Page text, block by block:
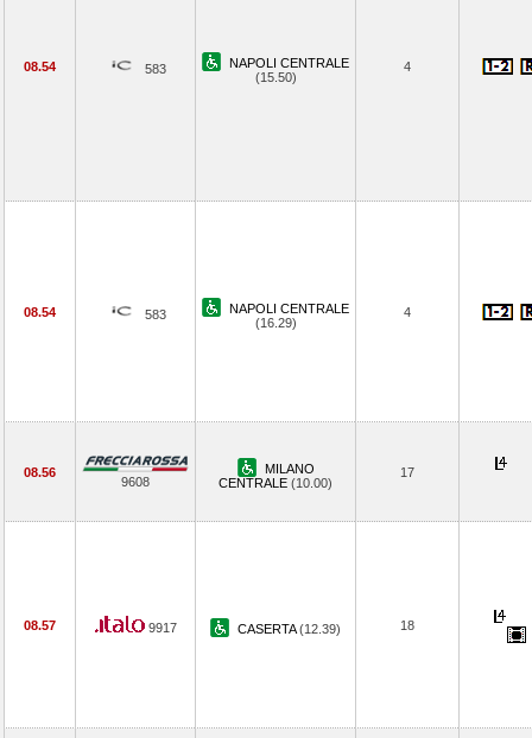
08.54 583
NAPOLI CENTRALE
(15.50)
4
08.54 583
NAPOLI CENTRALE
(16.29)
4
08.56
9608
MILANO
CENTRALE (10.00)
17
08.57 9917 CASERTA(12.39) 18